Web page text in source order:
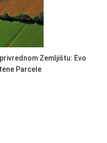
Zemljištu: Evo
Parcele